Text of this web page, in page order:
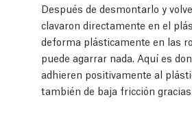
Después de desmontarlo y
clavaron directamente en el
deforma plásticamente en las
puede agarrar nada. Aquí es
adhieren positivamente al
también de baja fricción